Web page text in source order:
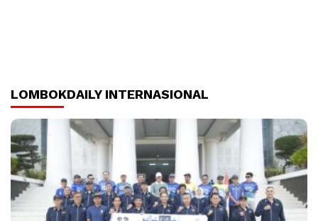
LOMBOKDAILY INTERNASIONAL